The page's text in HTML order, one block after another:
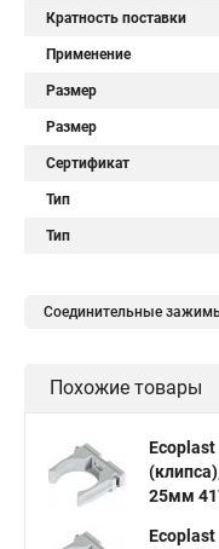
Кратность поставки
Применение
Размер
Размер
Сертификат
Тип
Тип
Соединительные
Похожие товары
25мм